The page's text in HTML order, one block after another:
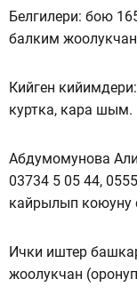
Белгилери: бою
балким
Кийген
куртка, кара шым.
Абдумомунова
03734 5 05 44,
кайрылып коюуну
Ички иштер
жоолукчан